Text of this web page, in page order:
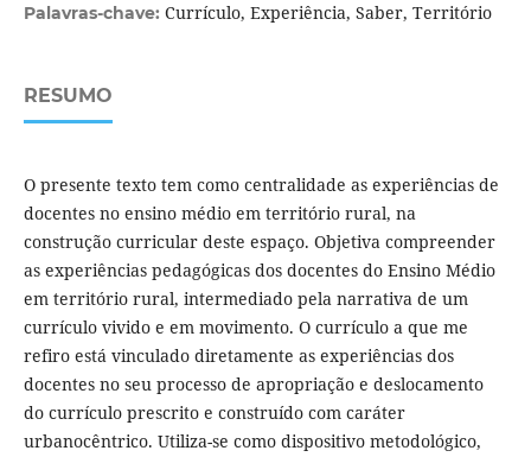
Palavras-chave: Currículo, Experiência, Saber, Território
RESUMO
O presente texto tem como centralidade as experiências de
docentes no ensino médio em território rural, na
construção curricular deste espaço. Objetiva compreender
as experiências pedagógicas dos docentes do Ensino Médio
em território rural, intermediado pela narrativa de um
currículo vivido e em movimento. O currículo a que me
refiro está vinculado diretamente as experiências dos
docentes no seu processo de apropriação e deslocamento
do currículo prescrito e construído com caráter
urbanocêntrico. Utiliza-se como dispositivo metodológico,